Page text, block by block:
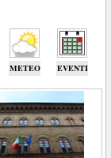
METEO EVENTI